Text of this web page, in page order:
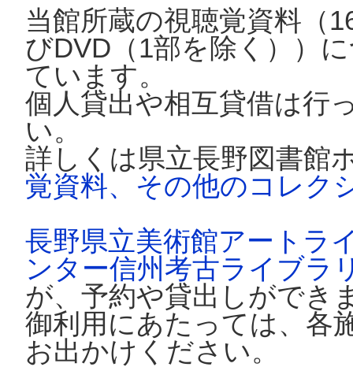
当館所蔵の視聴覚資料（
びDVD（1部を除く））
ています。
個人貸出や相互貸借は行
い。
詳しくは県立長野図書館
覚資料、その他のコレク
長野県立美術館アートラ
ンター信州考古ライブラ
が、予約や貸出しができ
御利用にあたっては、各
お出かけください。